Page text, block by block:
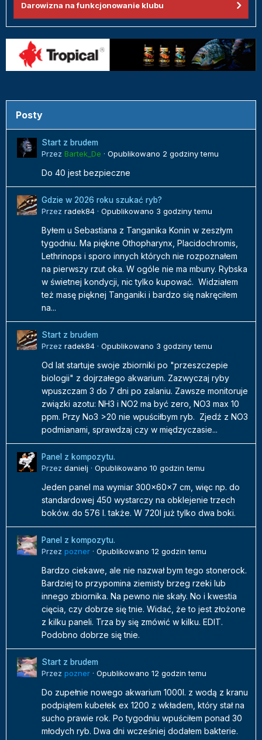
Darowizna na funkcjonowanie klubu
Posty
Start z brudem
Przez Bartek_De · Opublikowano 2 godziny temu
Do 40 jest bezpieczne
Gdzie w 2026 roku szukać ryb?
Przez radek84 · Opublikowano 3 godziny temu
Byłem u Sebastiana z Tanganika Konin w zeszłym
tygodniu. Ma piękne Othopharynx, Placidochromis,
Lethrinops i sporo innych których nie rozpoznałem
na pierwszy rzut oka. W ogóle nie ma mbuny. Rybska
w świetnej kondycji, nic tylko kupować. Widziałem
też masę pięknej Tanganiki i bardzo się nakręciłem
na...
Start z brudem
Przez radek84 · Opublikowano 3 godziny temu
Od lat startuje swoje zbiorniki po "przeszczepie
biologii" z dojrzałego akwarium. Zazwyczaj ryby
wpuszczam 3 do 7 dni po zalaniu. Zawsze monitoruje
związki azotu: NH3 i NO2 ma być zero, NO3 max 10
ppm. Przy No3 >20 nie wpuściłbym ryb. Zjedź z NO3
podmianami, sprawdzaj czy w międzyczasie...
Panel z kompozytu.
Przez danielj · Opublikowano 10 godzin temu
Jeden panel ma wymiar 300x60x7 cm, więc np. do
standardowej 450 wystarczy na obklejenie trzech
boków. do 576 l. także. W 720l już tylko dwa boki.
Panel z kompozytu.
Przez pozner · Opublikowano 12 godzin temu
Bardzo ciekawe, ale nie nazwał bym tego stonerock.
Bardziej to przypomina ziemisty brzeg rzeki lub
innego zbiornika. Na pewno nie skały. No i kwestia
cięcia, czy dobrze się tnie. Widać, że to jest złożone
z kilku paneli. Trza by się zmówić w kilku. EDIT.
Podobno dobrze się tnie.
Start z brudem
Przez pozner · Opublikowano 12 godzin temu
Do zupełnie nowego akwarium 1000l. z wodą z kranu
podpiąłem kubełek ex 1200 z wkładem, który stał na
sucho prawie rok. Po tygodniu wpuściłem ponad 30
młodych ryb. Dwa dni wcześniej dodałem bakterie.